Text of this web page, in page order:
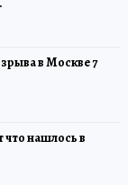
в Москве 7
что нашлось в